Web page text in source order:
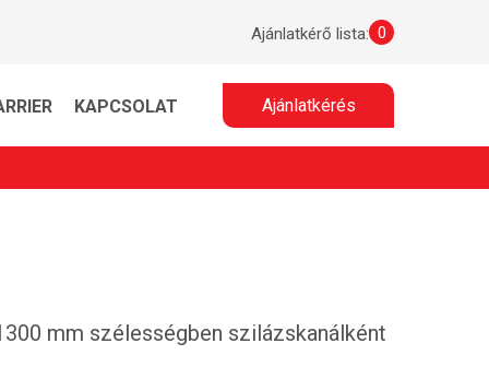
Ajánlatkérő lista: 0
KAPCSOLAT Ajánlatkérés